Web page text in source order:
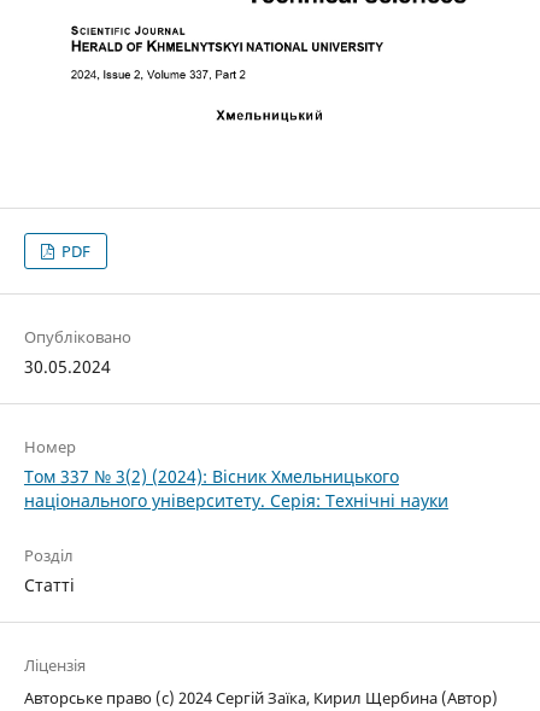
PDF
Опубліковано
30.05.2024
Номер
Том 337 № 3(2) (2024): Вісник Хмельницького
національного університету. Серія: Технічні науки
Розділ
Статті
Ліцензія
Авторське право (c) 2024 Сергій Заїка, Кирил Щербина (Автор)